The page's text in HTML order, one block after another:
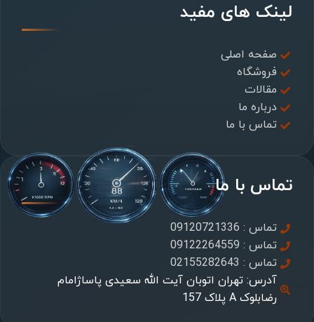
لینک های مفید
صفحه اصلی
فروشگاه
مقالات
درباره ما
تماس با ما
تماس با ما
تماس : 09120721336
تماس : 09122264559
تماس : 02155282643
آدرس: تهران اتوبان آیت الله سعیدی پاساژامام
رضابلوک A پلاک 157